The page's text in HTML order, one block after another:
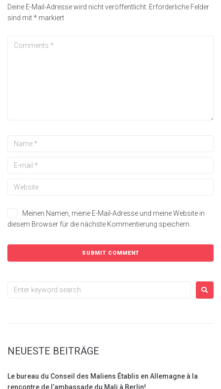
Deine E-Mail-Adresse wird nicht veröffentlicht. Erforderliche Felder
sind mit* markiert
Meinen Namen, meine E-Mail-Adresse und meine Website in
diesem Browser für die nächste Kommentierung speichern.
NEUESTE BEITRÄGE
Le bureau du Conseil des Maliens Établis en Allemagne à la
rencontre de l’ambassade du Mali à Berlin!